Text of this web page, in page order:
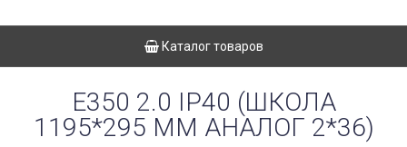
Каталог товаров
E350 2.0 IP40 (ШКОЛА
1195*295 ММ АНАЛОГ 2*36)